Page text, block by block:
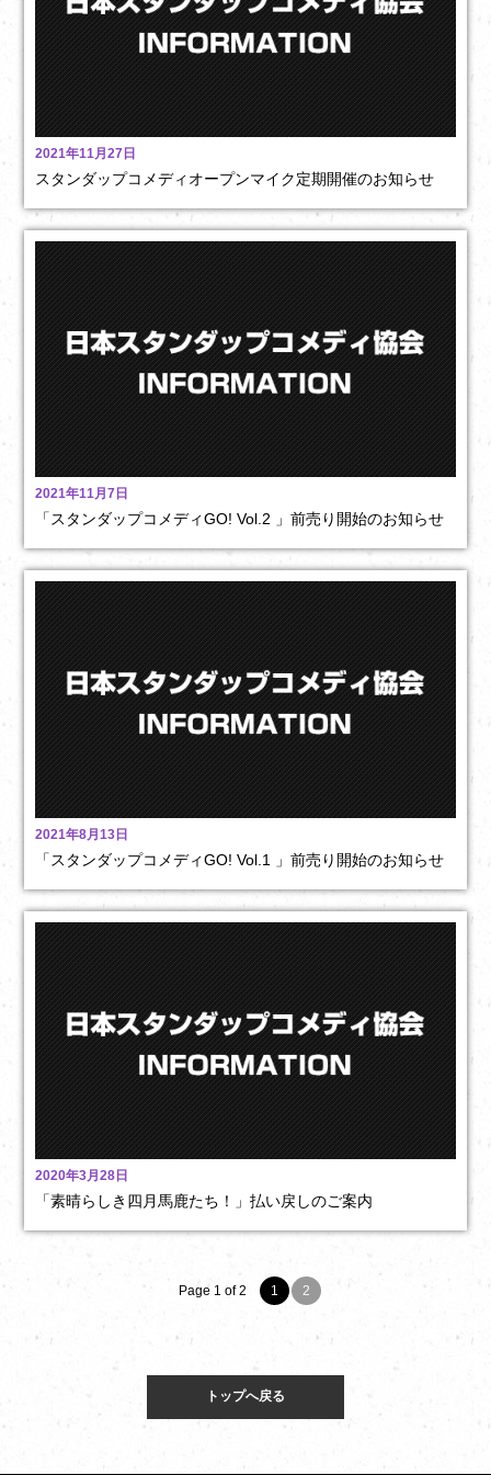
2021年11月27日
スタンダップコメディオープンマイク定期開催のお知らせ
2021年11月7日
「スタンダップコメディGO! Vol.2 」前売り開始のお知らせ
2021年8月13日
「スタンダップコメディGO! Vol.1 」前売り開始のお知らせ
2020年3月28日
「素晴らしき四月馬鹿たち！」払い戻しのご案内
Page 1 of 2 1 2
トップへ戻る